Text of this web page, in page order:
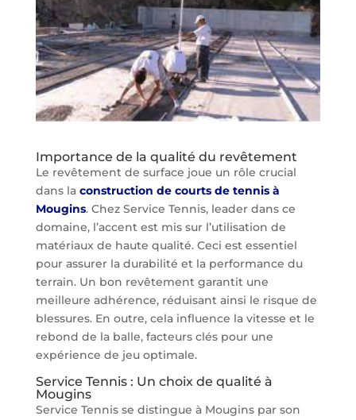
Importance de la qualité du revêtement
Le revêtement de surface joue un rôle crucial
dans la construction de courts de tennis à
Mougins. Chez Service Tennis, leader dans ce
domaine, l’accent est mis sur l’utilisation de
matériaux de haute qualité. Ceci est essentiel
pour assurer la durabilité et la performance du
terrain. Un bon revêtement garantit une
meilleure adhérence, réduisant ainsi le risque de
blessures. En outre, cela influence la vitesse et le
rebond de la balle, facteurs clés pour une
expérience de jeu optimale.
Service Tennis : Un choix de qualité à
Mougins
Service Tennis se distingue à Mougins par son